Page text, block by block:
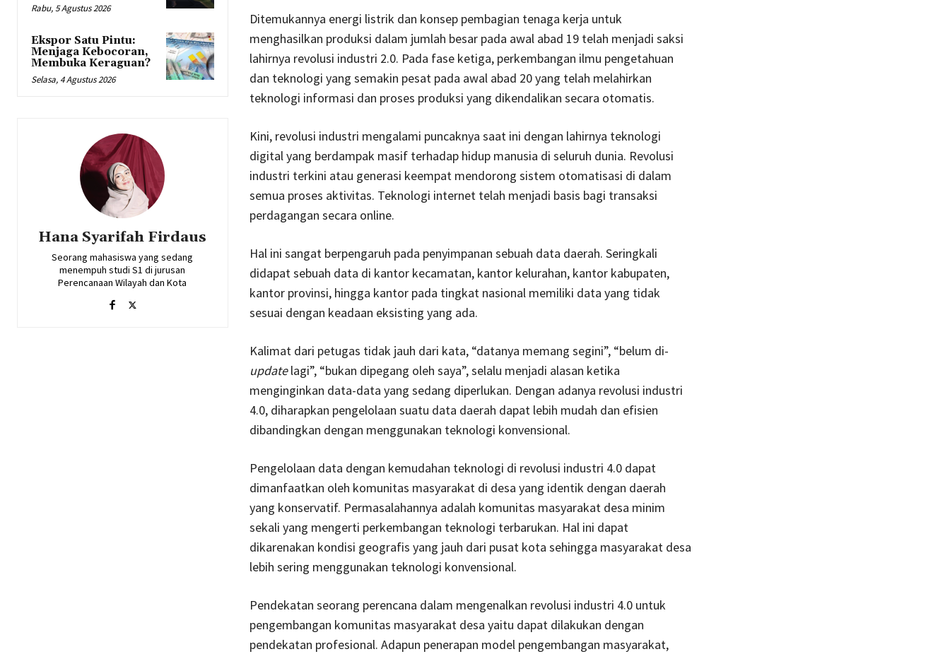
Rabu, 5 Agustus 2026
Ekspor Satu Pintu:
Menjaga Kebocoran,
Membuka Keraguan?
Selasa, 4 Agustus 2026
Hana Syarifah Firdaus
Seorang mahasiswa yang sedang
menempuh studi S1 di jurusan
Perencanaan Wilayah dan Kota
Ditemukannya energi listrik dan konsep pembagian tenaga kerja untuk
menghasilkan produksi dalam jumlah besar pada awal abad 19 telah menjadi saksi
lahirnya revolusi industri 2.0. Pada fase ketiga, perkembangan ilmu pengetahuan
dan teknologi yang semakin pesat pada awal abad 20 yang telah melahirkan
teknologi informasi dan proses produksi yang dikendalikan secara otomatis.
Kini, revolusi industri mengalami puncaknya saat ini dengan lahirnya teknologi
digital yang berdampak masif terhadap hidup manusia di seluruh dunia. Revolusi
industri terkini atau generasi keempat mendorong sistem otomatisasi di dalam
semua proses aktivitas. Teknologi internet telah menjadi basis bagi transaksi
perdagangan secara online.
Hal ini sangat berpengaruh pada penyimpanan sebuah data daerah. Seringkali
didapat sebuah data di kantor kecamatan, kantor kelurahan, kantor kabupaten,
kantor provinsi, hingga kantor pada tingkat nasional memiliki data yang tidak
sesuai dengan keadaan eksisting yang ada.
Kalimat dari petugas tidak jauh dari kata, “datanya memang segini”, “belum di-
updatelagi”, “bukan dipegang oleh saya”, selalu menjadi alasan ketika
menginginkan data-data yang sedang diperlukan. Dengan adanya revolusi industri
4.0, diharapkan pengelolaan suatu data daerah dapat lebih mudah dan efisien
dibandingkan dengan menggunakan teknologi konvensional.
Pengelolaan data dengan kemudahan teknologi di revolusi industri 4.0 dapat
dimanfaatkan oleh komunitas masyarakat di desa yang identik dengan daerah
yang konservatif. Permasalahannya adalah komunitas masyarakat desa minim
sekali yang mengerti perkembangan teknologi terbarukan. Hal ini dapat
dikarenakan kondisi geografis yang jauh dari pusat kota sehingga masyarakat desa
lebih sering menggunakan teknologi konvensional.
Pendekatan seorang perencana dalam mengenalkan revolusi industri 4.0 untuk
pengembangan komunitas masyarakat desa yaitu dapat dilakukan dengan
pendekatan profesional. Adapun penerapan model pengembangan masyarakat,